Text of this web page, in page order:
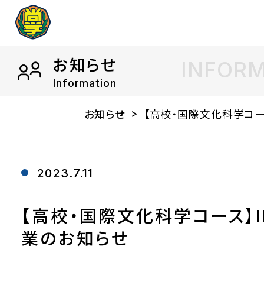
お知らせ
Information
お知らせ 【高校・国際文化科学コ
2023.7.11
【高校・国際文化科学コース
業のお知らせ